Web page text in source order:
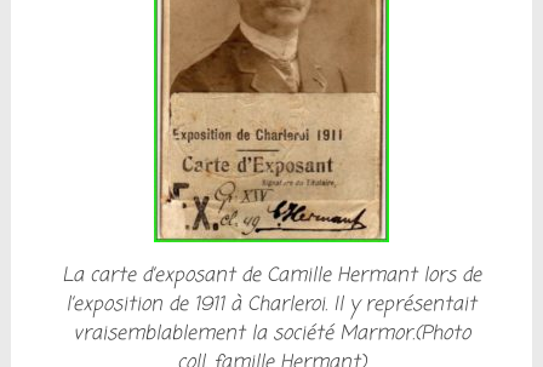
La carte d’exposant de Camille Hermant lors de
l’exposition de 1911 à Charleroi. Il y représentait
vraisemblablement la société Marmor.(Photo